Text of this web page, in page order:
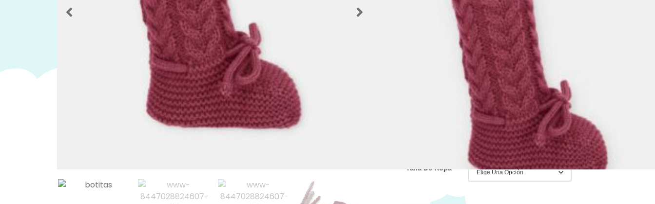
Si tienes dudas con los colores puedes escribir
al número 656362022 y con mucho gusto te
Rebajas Invierno,Accesorios
Patucos/Escarpines,Patucos/escarpines Punto
Ropa y Accesorios
gorro con pelo, Martin Aranda
Martin Aranda
IVA Incluido
Talla De Ropa